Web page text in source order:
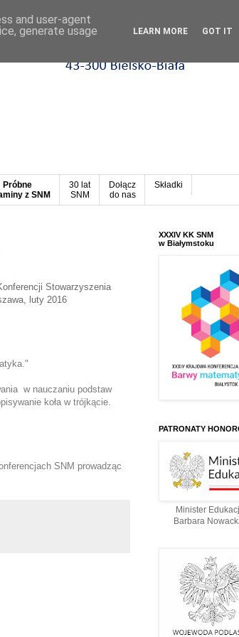
Próbne
z SNM
30 lat
SNM
Dołącz
do nas
Składki
Stowarzyszenia
, luty 2016
w nauczaniu podstaw
koła w trójkącie.
SNM prowadząc
XXXIV KK SNM
w Białymstoku
PATRONATY
Minister
Barbara
and user-agent
generate usage
LEARN MORE GOT IT